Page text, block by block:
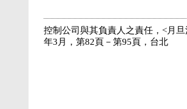
控制公司與其負責人之責任，<月
年3月，第82頁－第95頁，台北